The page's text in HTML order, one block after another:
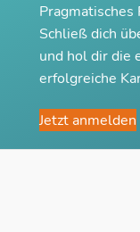
Pragmatisches
Schließ dich
und hol dir die
erfolgreiche
Jetzt anmelden